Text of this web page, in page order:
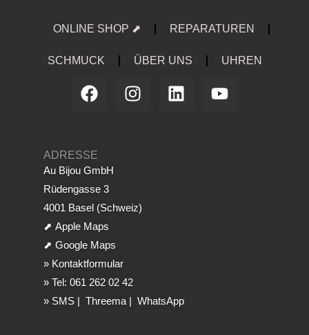
ONLINE SHOP ⬈ REPARATUREN
SCHMUCK ÜBER UNS UHREN
ADRESSE
Au Bijou GmbH
Rüdengasse 3
4001 Basel (Schweiz)
⬈ Apple Maps
⬈ Google Maps
» Kontaktformular
» Tel: 061 262 02 42
» SMS| Threema| WhatsApp